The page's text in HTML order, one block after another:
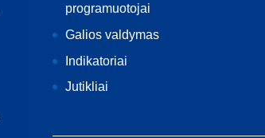
programuotojai
Galios valdymas
Indikatoriai
Jutikliai